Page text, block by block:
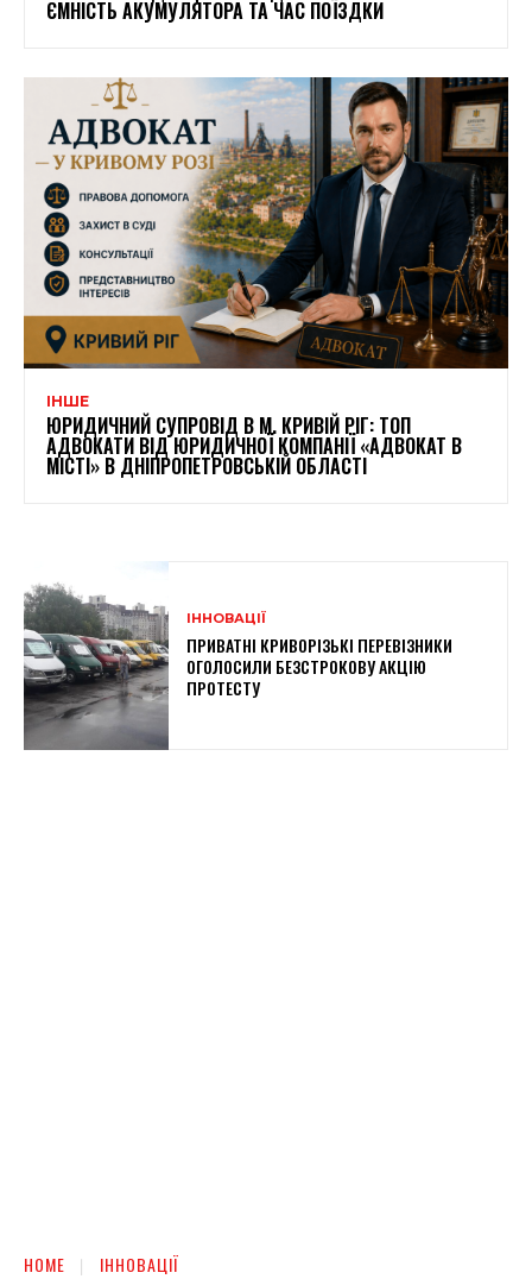
ЄМНІСТЬ АКУМУЛЯТОРА ТА ЧАС ПОЇЗДКИ
ІНШЕ
ЮРИДИЧНИЙ СУПРОВІД В М. КРИВІЙ РІГ: ТОП
АДВОКАТИ ВІД ЮРИДИЧНОЇ КОМПАНІЇ «АДВОКАТ В
МІСТІ» В ДНІПРОПЕТРОВСЬКІЙ ОБЛАСТІ
ІННОВАЦІЇ
ПРИВАТНІ КРИВОРІЗЬКІ ПЕРЕВІЗНИКИ
ОГОЛОСИЛИ БЕЗСТРОКОВУ АКЦІЮ
ПРОТЕСТУ